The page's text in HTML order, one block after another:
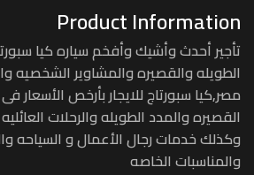
Product Information
الطويله والقصيره والمشاوير الشخصيه
مصر,كيا سبورتاج للايجار بأرخص الأسعار
القصيره والمدد الطويله والرحلات
وكذلك خدمات رجال الأعمال و السياحه
والمناسبات الخاصه